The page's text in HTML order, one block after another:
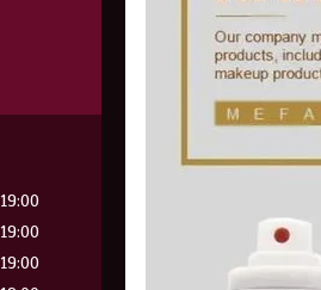
19:00
19:00
19:00